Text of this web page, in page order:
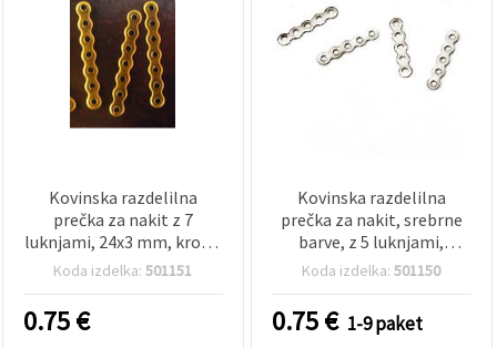
Kovinska razdelilna
prečka za nakit z 7
luknjami, 24x3 mm, krom,
paket 50 kosov
Koda izdelka:501151
0.75€
Kovinska razdelilna
prečka za nakit, srebrne
barve, z 5 luknjami,
17x3x0,5 mm, luknja 1
Koda izdelka:501150
0.75€ 1-9 paket